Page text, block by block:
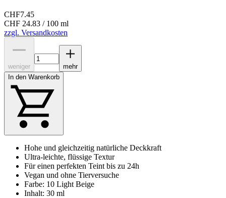
CHF7.45
CHF 24.83 / 100 ml
zzgl. Versandkosten
weniger
mehr
In den Warenkorb
Hohe und gleichzeitig natürliche Deckkraft
Ultra-leichte, flüssige Textur
Für einen perfekten Teint bis zu 24h
Vegan und ohne Tierversuche
Farbe: 10 Light Beige
Inhalt: 30 ml